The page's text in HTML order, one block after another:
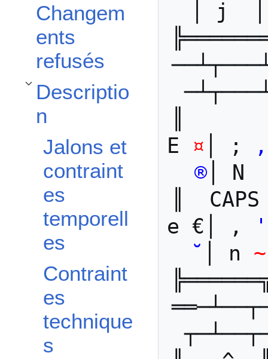
Changem
ents
refusés
Descriptio
n
Afficher / masquer la sous-section Description
Jalons et
contraint
es
temporell
es
Contraint
es
technique
s
│ j
E ¤ │ ; ,
® │ N
║
e €│ ,
'
˘
│ n ~